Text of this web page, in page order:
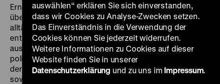
Ernährerin ihrer Familie. Während sich ihr Mann Franz
über ihre Arbeit, ihre Art zu handeln und ihre
alltäglichen Entscheidungen aufregt und lustig macht,
entschließt sich Roswitha, sich nicht mehr nur
ausschließlich der Familie zu verschreiben und
politisch aktiv zu werden. Der Film collagiert das Leben
der Familie Bronski mit dokumentarisch-fiktionalen
sowie historischen Darstellungen von Familienleben
auswählen“ erklären Sie sich einverstanden,
dass wir Cookies zu Analyse-Zwecken setzen.
Das Einverständnis in die Verwendung der
Cookies können Sie jederzeit widerrufen.
Weitere Informationen zu Cookies auf dieser
Website finden Sie in unserer
Datenschutzerklärung und zu uns im Impressum.